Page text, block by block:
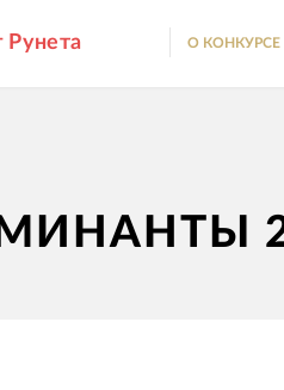
Рунета О КОНКУРСЕ